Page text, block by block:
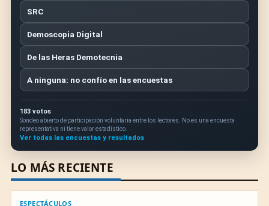
SRC
Demoscopia Digital
De las Heras Demotecnia
A ninguna: no confío en las encuestas
183 votos
Sondeo abierto de participación voluntaria entre los lectores. No es una encuesta
representativa ni tiene valor estadístico.
Ver todas las encuestas y resultados
LO MÁS RECIENTE
ESPECTÁCULOS